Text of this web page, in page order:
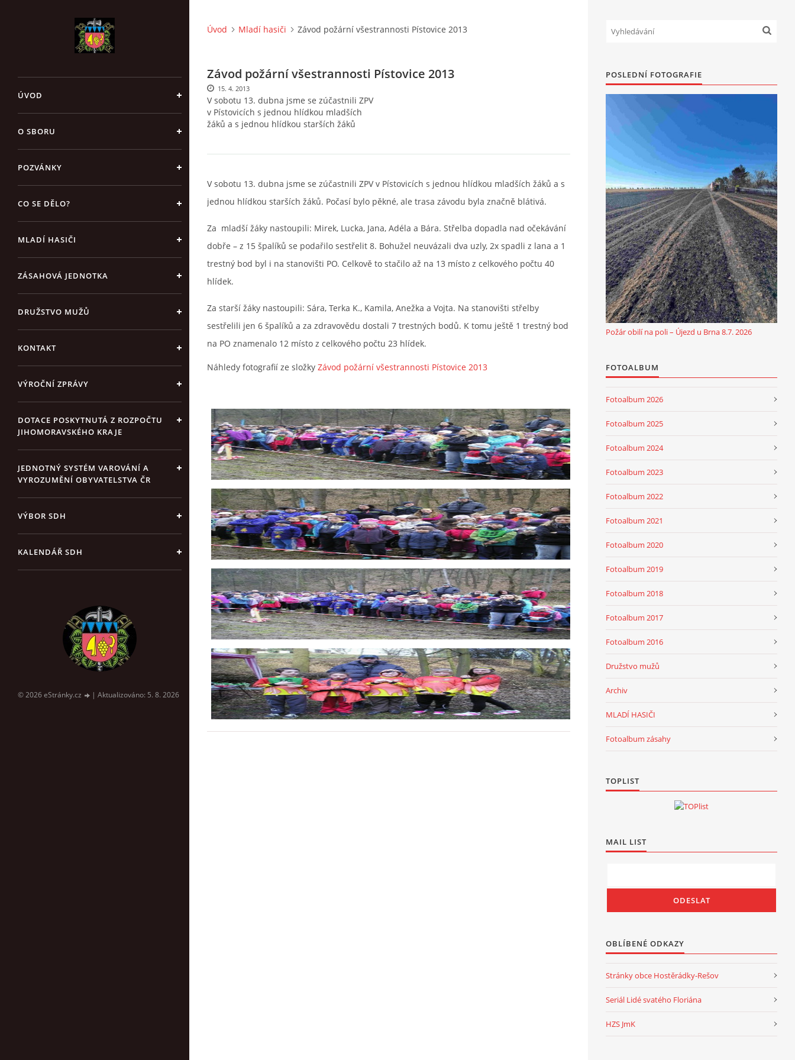
ÚVOD
O SBORU
POZVÁNKY
CO SE DĚLO?
MLADÍ HASIČI
ZÁSAHOVÁ JEDNOTKA
DRUŽSTVO MUŽŮ
KONTAKT
VÝROČNÍ ZPRÁVY
DOTACE POSKYTNUTÁ Z ROZPOČTU
JIHOMORAVSKÉHO KRAJE
JEDNOTNÝ SYSTÉM VAROVÁNÍ A
VYROZUMĚNÍ OBYVATELSTVA ČR
VÝBOR SDH
KALENDÁŘ SDH
© 2026 eStránky.cz | Aktualizováno: 5. 8. 2026
Úvod Mladí hasiči Závod požární všestrannosti Pístovice 2013
Závod požární všestrannosti Pístovice 2013
V sobotu 13. dubna jsme se zúčastnili ZPV
v Pístovicích s jednou hlídkou mladších
žáků a s jednou hlídkou starších žáků
15. 4. 2013
V sobotu 13. dubna jsme se zúčastnili ZPV v Pístovicích s jednou hlídkou mladších žáků a s
jednou hlídkou starších žáků. Počasí bylo pěkné, ale trasa závodu byla značně blátivá.
Za mladší žáky nastoupili: Mirek, Lucka, Jana, Adéla a Bára. Střelba dopadla nad očekávání
dobře – z 15 špalíků se podařilo sestřelit 8. Bohužel neuvázali dva uzly, 2x spadli z lana a 1
trestný bod byl i na stanovišti PO. Celkově to stačilo až na 13 místo z celkového počtu 40
hlídek.
Za starší žáky nastoupili: Sára, Terka K., Kamila, Anežka a Vojta. Na stanovišti střelby
sestřelili jen 6 špalíků a za zdravovědu dostali 7 trestných bodů. K tomu ještě 1 trestný bod
na PO znamenalo 12 místo z celkového počtu 23 hlídek.
Náhledy fotografií ze složky Závod požární všestrannosti Pístovice 2013
POSLEDNÍ FOTOGRAFIE
Požár obilí na poli – Újezd u Brna 8.7. 2026
FOTOALBUM
Fotoalbum 2026
Fotoalbum 2025
Fotoalbum 2024
Fotoalbum 2023
Fotoalbum 2022
Fotoalbum 2021
Fotoalbum 2020
Fotoalbum 2019
Fotoalbum 2018
Fotoalbum 2017
Fotoalbum 2016
Družstvo mužů
Archiv
MLADÍ HASIČI
Fotoalbum zásahy
TOPLIST
MAIL LIST
OBLÍBENÉ ODKAZY
Stránky obce Hostěrádky-Rešov
Seriál Lidé svatého Floriána
HZS JmK